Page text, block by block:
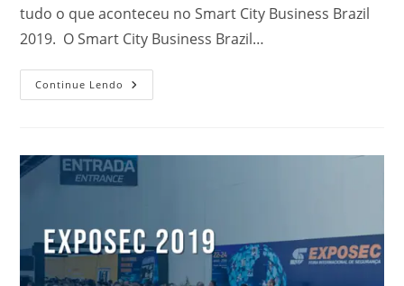
tudo o que aconteceu no Smart City Business Brazil
2019. O Smart City Business Brazil…
Continue Lendo